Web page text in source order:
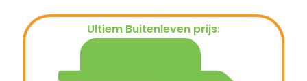
Ultiem Buitenleven prijs: